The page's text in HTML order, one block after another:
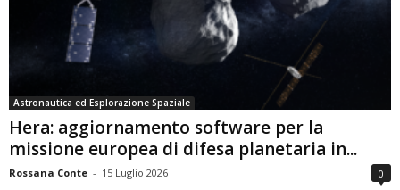
Astronautica ed Esplorazione Spaziale
Hera: aggiornamento software per la
missione europea di difesa planetaria in...
Rossana Conte - 15 Luglio 2026 0